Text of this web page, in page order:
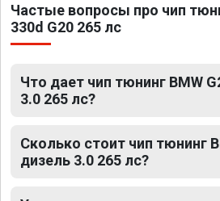
Частые вопросы про чип
330d G20 265 лс
Что дает чип тюнинг BMW
3.0 265 лс?
Сколько стоит чип тюнинг
дизель 3.0 265 лс?